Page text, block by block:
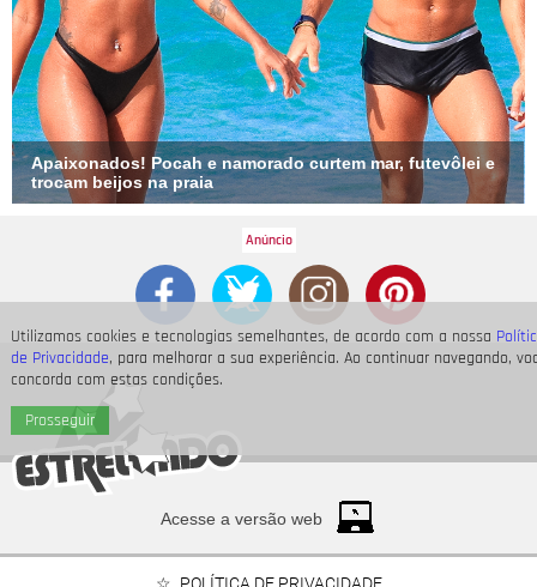
Utilizamos cookies e tecnologias semelhantes, de acordo com a nossa
de Privacidade, para melhorar a sua experiência. Ao continuar navegando,
concorda com estas condições.
Prosseguir
Apaixonados! Pocah e namorado curtem mar, futevôlei e
trocam beijos na praia
Acesse a versão web